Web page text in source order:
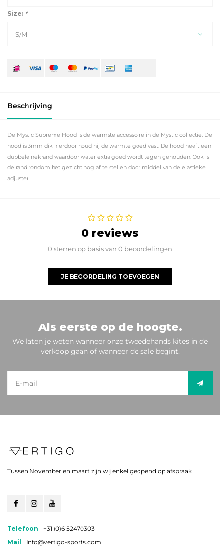
Size: *
S/M
Beschrijving
De Mystic Supreme Hood is de warmste accessoire in de Mystic collectie. De
hood is 3mm dik hierdoor houd hij de warmte goed vast. De hood heeft een
dubbele nekrand waardoor water extra goed wordt tegen gehouden. Ook is
de rand rondom het gezicht nog af te stellen door middel van de elastieke
adjuster.
0 reviews
0 sterren op basis van 0 beoordelingen
JE BEOORDELING TOEVOEGEN
Als eerste op de hoogte.
We laten je weten wanneer onze tweedehands kites in de
verkoop gaan of wanneer de sale begint.
Tussen November en maart zijn wij enkel geopend op afspraak
Telefoon
+31 (0)6 52470303
Mail
Info@vertigo-sports.com